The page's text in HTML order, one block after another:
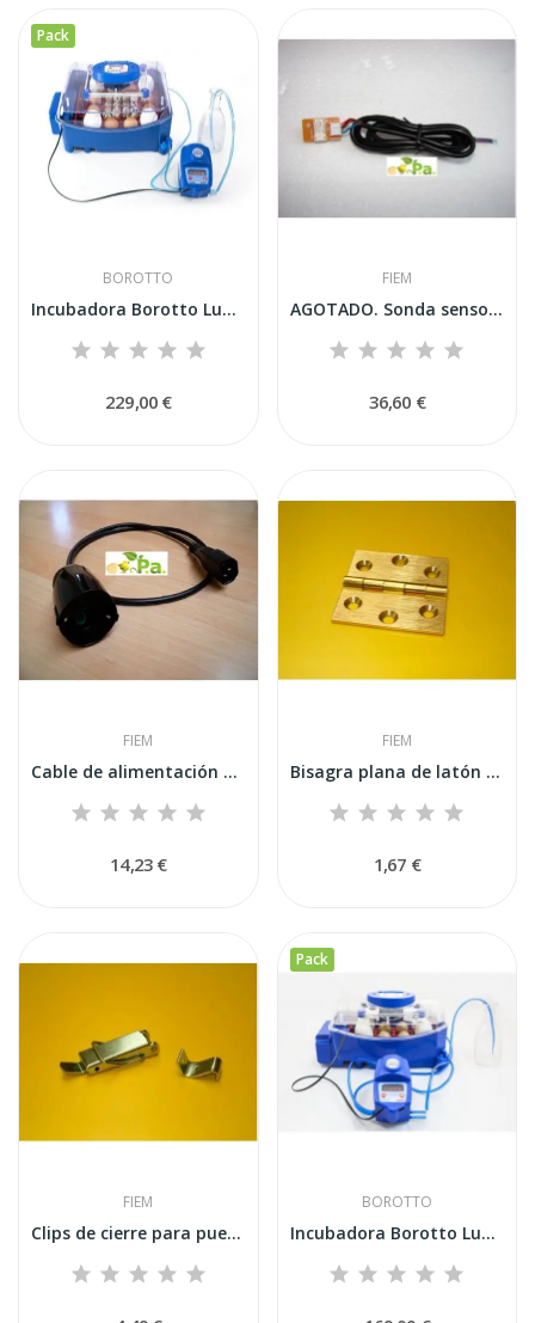
Pack
BOROTTO
Incubadora Borotto Lumia 16 Expert con...
229,00 €
FIEM
AGOTADO. Sonda sensora de humedad LCD completa...
36,60 €
FIEM
Cable de alimentación para humidificación...
14,23 €
FIEM
Bisagra plana de latón para puerta de 40x40...
1,67 €
FIEM
Clips de cierre para puertas - Cerraduras de...
Pack
BOROTTO
Incubadora Borotto Lumia 8 Expert con...